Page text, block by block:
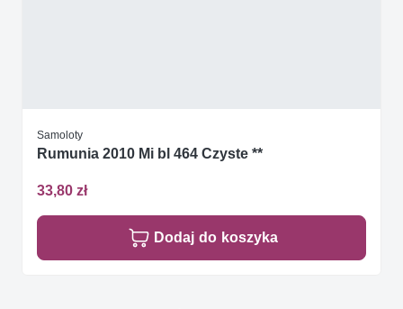
Samoloty
Rumunia 2010 Mi bl 464 Czyste **
33,80 zł
Dodaj do koszyka